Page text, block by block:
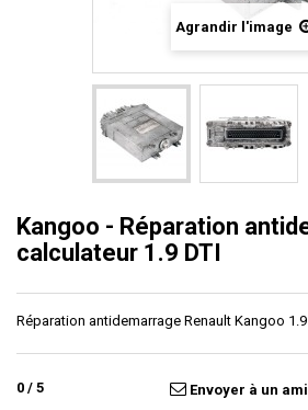
Agrandir l'image
Kangoo - Réparation
calculateur 1.9 DTI
Réparation antidemarrage Renault Kangoo 1.9
0 / 5 Envoyer à un ami